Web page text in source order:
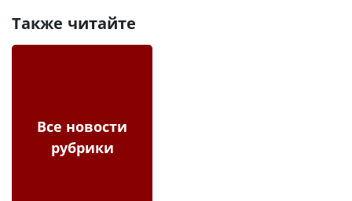
Также читайте
Все новости
рубрики